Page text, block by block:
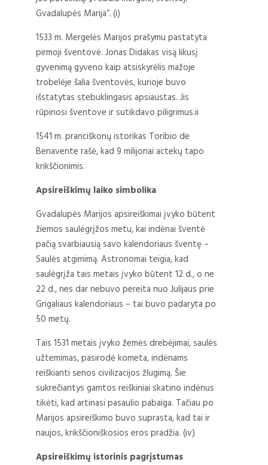
Gvadalupės Marija“.(i)
1533 m. Mergelės Marijos prašymu pastatyta
pirmoji šventovė. Jonas Didakas visą likusį
gyvenimą gyveno kaip atsiskyrėlis mažoje
trobelėje šalia šventovės, kurioje buvo
išstatytas stebuklingasis apsiaustas. Jis
rūpinosi šventove ir sutikdavo piligrimus.ii
1541 m. pranciškonų istorikas Toribio de
Benavente rašė, kad 9 milijonai actekų tapo
krikščionimis.
Apsireiškimų laiko simbolika
Gvadalupės Marijos apsireiškimai įvyko būtent
žiemos saulėgrįžos metu, kai indėnai šventė
pačią svarbiausią savo kalendoriaus šventę –
Saulės atgimimą. Astronomai teigia, kad
saulėgrįža tais metais įvyko būtent 12 d., o ne
22 d., nes dar nebuvo pereita nuo Julijaus prie
Grigaliaus kalendoriaus – tai buvo padaryta po
50 metų.
Tais 1531 metais įvyko žemės drebėjimai, saulės
užtemimas, pasirodė kometa, indėnams
reiškianti senos civilizacijos žlugimą. Šie
sukrečiantys gamtos reiškiniai skatino indėnus
tikėti, kad artinasi pasaulio pabaiga. Tačiau po
Marijos apsireiškimo buvo suprasta, kad tai ir
naujos, krikščioniškosios eros pradžia. (iv)
Apsireiškimų istorinis pagrįstumas